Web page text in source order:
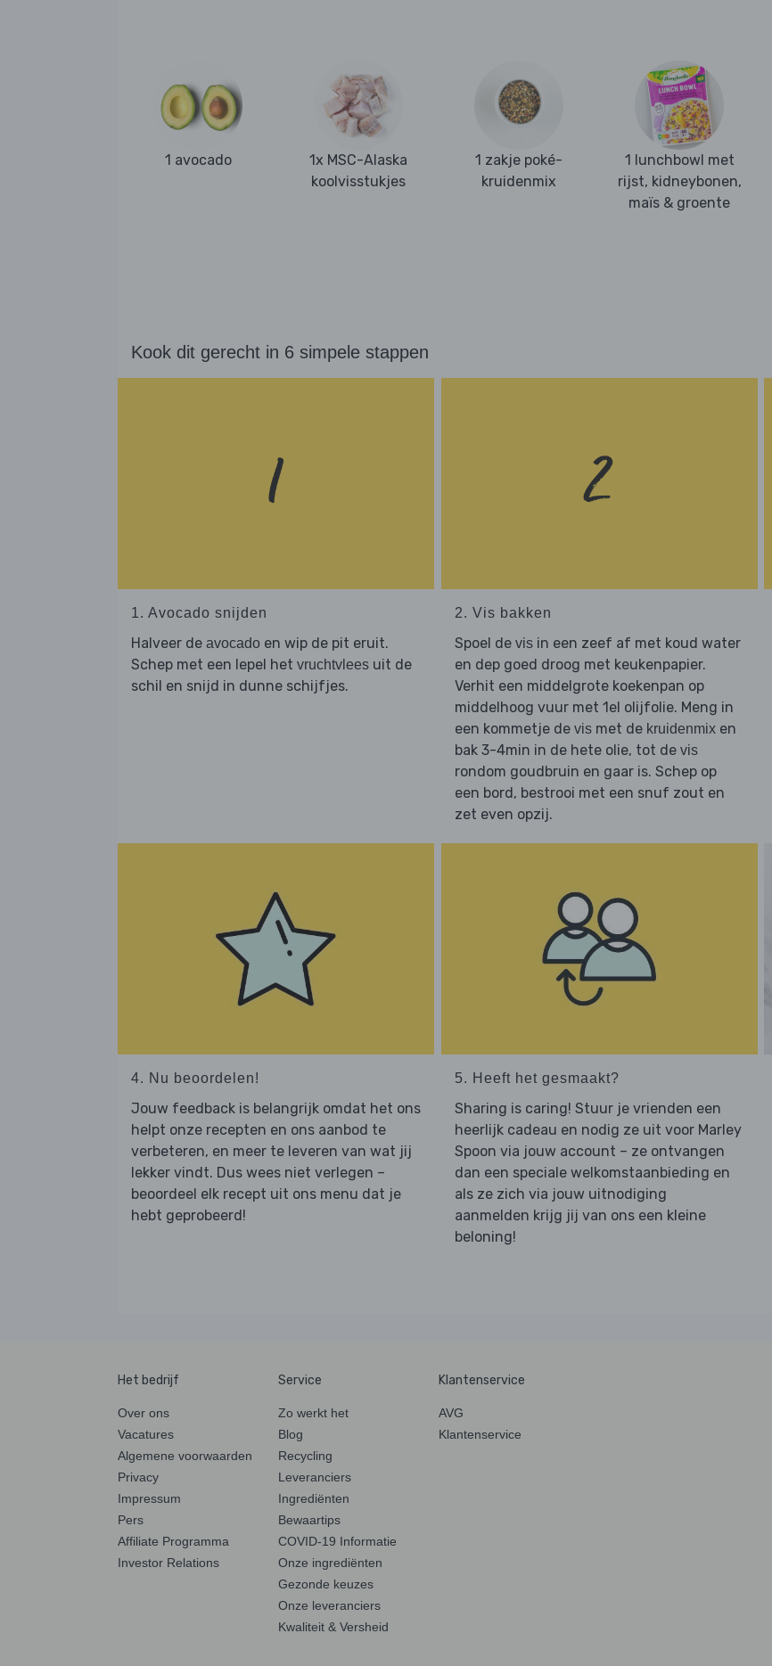
1 avocado
1x MSC-Alaska
koolvisstukjes
1 zakje poké-
kruidenmix
1 lunchbowl met
rijst, kidneybonen,
maïs & groente
Kook dit gerecht in 6 simpele stappen
1. Avocado snijden
Halveer de avocado en wip de pit eruit.
Schep met een lepel het vruchtvlees uit de
schil en snijd in dunne schijfjes.
2. Vis bakken
Spoel de visin een zeef af met koud water
en dep goed droog met keukenpapier.
Verhit een middelgrote koekenpan op
middelhoog vuur met 1el olijfolie. Meng in
een kommetje de vismet de kruidenmixen
bak 3-4min in de hete olie, tot de vis
rondom goudbruin en gaar is. Schep op
een bord, bestrooi met een snuf zout en
zet even opzij.
4. Nu beoordelen!
Jouw feedback is belangrijk omdat het ons
helpt onze recepten en ons aanbod te
verbeteren, en meer te leveren van wat jij
lekker vindt. Dus wees niet verlegen –
beoordeel elk recept uit ons menu dat je
hebt geprobeerd!
5. Heeft het gesmaakt?
Sharing is caring! Stuur je vrienden een
heerlijk cadeau en nodig ze uit voor Marley
Spoon via jouw account – ze ontvangen
dan een speciale welkomstaanbieding en
als ze zich via jouw uitnodiging
aanmelden krijg jij van ons een kleine
beloning!
Het bedrijf
Over ons
Vacatures
Algemene voorwaarden
Privacy
Impressum
Pers
Affiliate Programma
Investor Relations
Service
Zo werkt het
Blog
Recycling
Leveranciers
Ingrediënten
Bewaartips
COVID-19 Informatie
Onze ingrediënten
Gezonde keuzes
Onze leveranciers
Kwaliteit & Versheid
Klantenservice
AVG
Klantenservice